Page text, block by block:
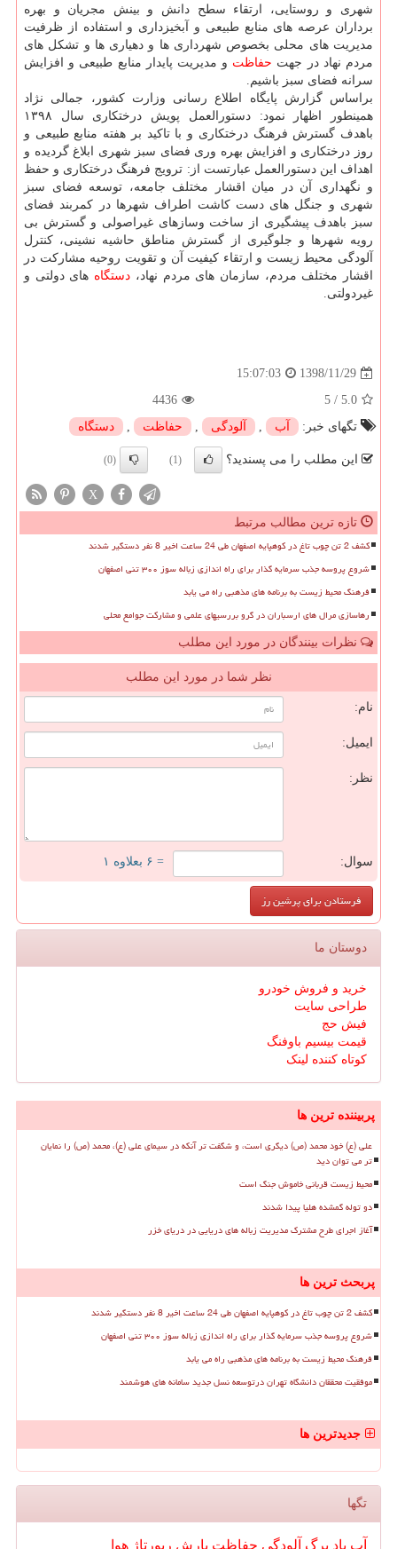
شهری و روستایی، ارتقاء سطح دانش و بینش مجریان و بهره
برداران عرصه های منابع طبیعی و آبخیزداری و استفاده از ظرفیت
مدیریت های محلی بخصوص شهرداری ها و دهیاری ها و تشكل های
مردم نهاد در جهت حفاظت و مدیریت پایدار منابع طبیعی و افزایش
سرانه فضای سبز باشیم.
براساس گزارش پایگاه اطلاع رسانی وزارت كشور، جمالی نژاد
همینطور اظهار نمود: دستورالعمل پویش درختكاری سال ۱۳۹۸
باهدف گسترش فرهنگ درختكاری و با تاكید بر هفته منابع طبیعی و
روز درختكاری و افزایش بهره وری فضای سبز شهری ابلاغ گردیده و
اهداف این دستورالعمل عبارتست از: ترویج فرهنگ درختكاری و حفظ
و نگهداری آن در میان اقشار مختلف جامعه، توسعه فضای سبز
شهری و جنگل های دست كاشت اطراف شهرها در كمربند فضای
سبز باهدف پیشگیری از ساخت وسازهای غیراصولی و گسترش بی
رویه شهرها و جلوگیری از گسترش مناطق حاشیه نشینی، كنترل
آلودگی محیط زیست و ارتقاء كیفیت آن و تقویت روحیه مشاركت در
اقشار مختلف مردم، سازمان های مردم نهاد، دستگاه های دولتی و
غیردولتی.
1398/11/29
15:07:03
5.0
/
5
4436
تگهای خبر:
آب , آلودگی , حفاظت , دستگاه
این مطلب را می پسندید؟ (1)
(0)
X
تازه ترین مطالب مرتبط
کشف 2 تن چوب تاغ در کوهپایه اصفهان طی 24 ساعت اخیر 8 نفر دستگیر شدند
شروع پروسه جذب سرمایه گذار برای راه اندازی زباله سوز ۳۰۰ تنی اصفهان
فرهنگ محیط زیست به برنامه های مذهبی راه می یابد
رهاسازی مرال های ارسباران در گرو بررسیهای علمی و مشارکت جوامع محلی
نظرات بینندگان در مورد این مطلب
نظر شما در مورد این مطلب
نام:
ایمیل:
نظر:
سوال: = ۶ بعلاوه ۱
دوستان ما
خرید و فروش خودرو
طراحی سایت
فیش حج
قیمت بیسیم باوفنگ
کوتاه کننده لینک
پربیننده ترین ها
علی (ع) خود محمد (ص) دیگری است، و شگفت تر آنکه در سیمای علی (ع)، محمد (ص) را نمایان
تر می توان دید
محیط زیست قربانی خاموش جنگ است
دو توله گمشده هلیا پیدا شدند
آغاز اجرای طرح مشترک مدیریت زباله های دریایی در دریای خزر
پربحث ترین ها
کشف 2 تن چوب تاغ در کوهپایه اصفهان طی 24 ساعت اخیر 8 نفر دستگیر شدند
شروع پروسه جذب سرمایه گذار برای راه اندازی زباله سوز ۳۰۰ تنی اصفهان
فرهنگ محیط زیست به برنامه های مذهبی راه می یابد
موفقیت محققان دانشگاه تهران درتوسعه نسل جدید سامانه های هوشمند
جدیدترین ها
تگها
آب باد برگ آلودگی حفاظت بارش رپورتاژ هوا